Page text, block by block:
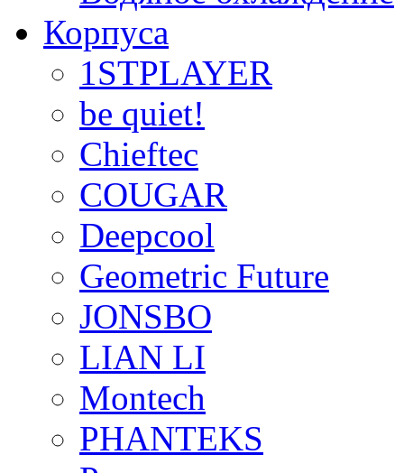
Корпуса
1STPLAYER
be quiet!
Chieftec
COUGAR
Deepcool
Geometric Future
JONSBO
LIAN LI
Montech
PHANTEKS